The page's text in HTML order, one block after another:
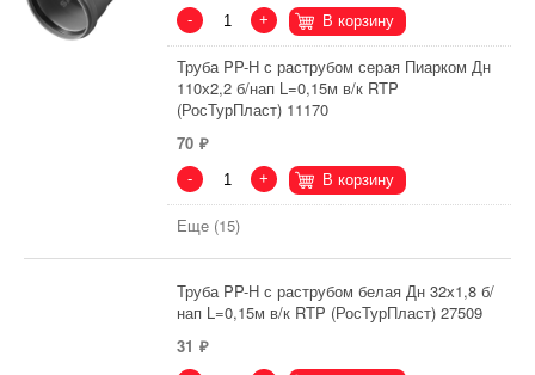
- + В корзину
Труба PP-H с раструбом серая Пиарком Дн
110х2,2 б/нап L=0,15м в/к RTP
(РосТурПласт) 11170
70
- + В корзину
Еще (15)
Труба PP-H с раструбом белая Дн 32х1,8 б/
нап L=0,15м в/к RTP (РосТурПласт) 27509
31